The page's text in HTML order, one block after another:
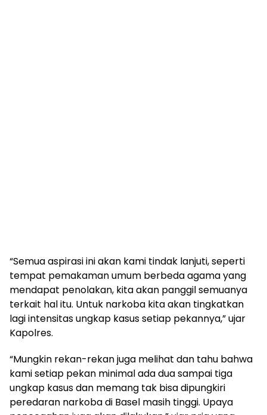
“Semua aspirasi ini akan kami tindak lanjuti, seperti
tempat pemakaman umum berbeda agama yang
mendapat penolakan, kita akan panggil semuanya
terkait hal itu. Untuk narkoba kita akan tingkatkan
lagi intensitas ungkap kasus setiap pekannya,” ujar
Kapolres.
“Mungkin rekan-rekan juga melihat dan tahu bahwa
kami setiap pekan minimal ada dua sampai tiga
ungkap kasus dan memang tak bisa dipungkiri
peredaran narkoba di Basel masih tinggi. Upaya